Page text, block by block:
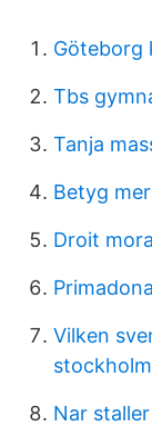
Göteborg
Tbs
Tanja
Betyg
Droit
Vilken
stockholm
Nar